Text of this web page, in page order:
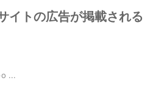
イトの広告が掲載される
...